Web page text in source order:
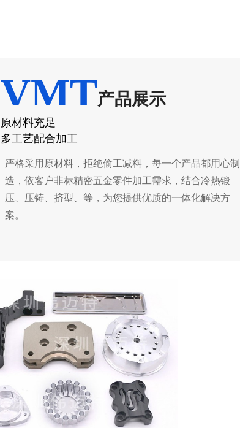
VMT产品展示
原材料充足
多工艺配合加工
严格采用原材料，拒绝偷工减料，每一个产品都用心制
造，依客户非标精密五金零件加工需求，结合冷热锻
压、压铸、挤型、等，为您提供优质的一体化解决方
案。